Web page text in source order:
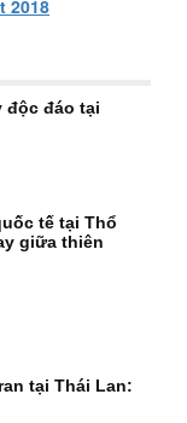
2018
độc đáo tại
tế tại Thổ
giữa thiên
tại Thái Lan: